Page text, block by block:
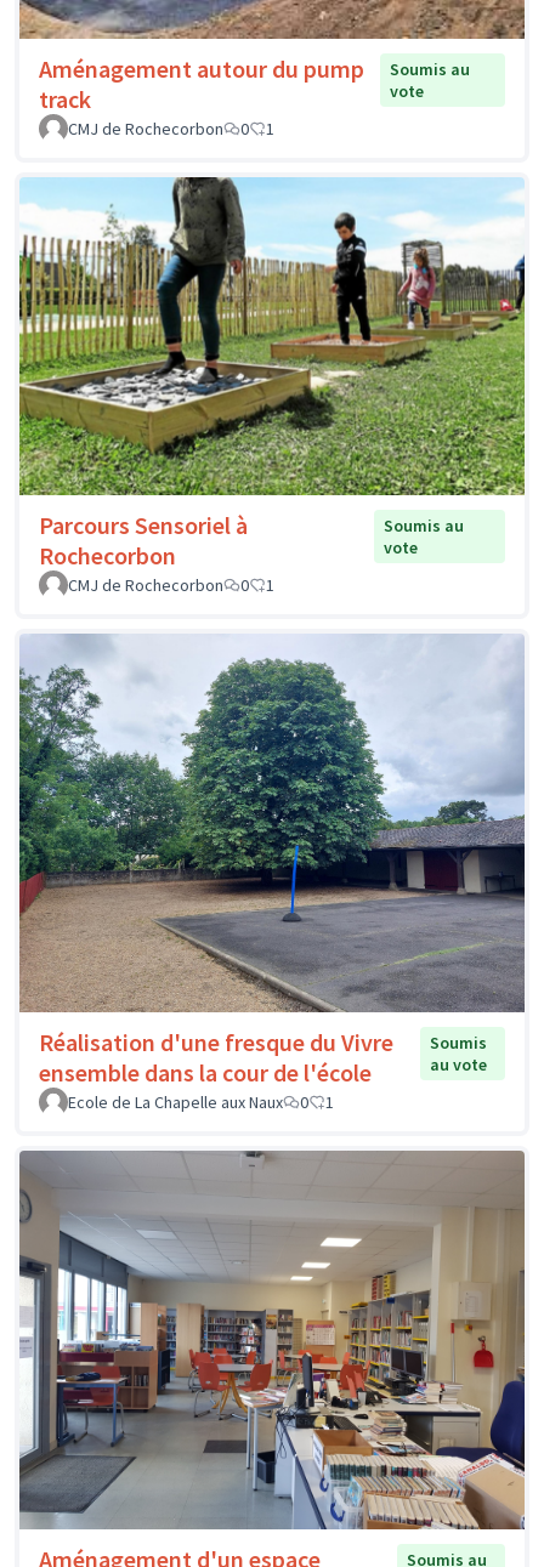
Aménagement autour du pump
track
Soumis au
vote
CMJ de Rochecorbon
0 1
Parcours Sensoriel à
Rochecorbon
Soumis au
vote
CMJ de Rochecorbon
0 1
Réalisation d'une fresque du Vivre
ensemble dans la cour de l'école
Soumis
au vote
Ecole de La Chapelle aux Naux
0 1
Aménagement d'un espace Soumis au